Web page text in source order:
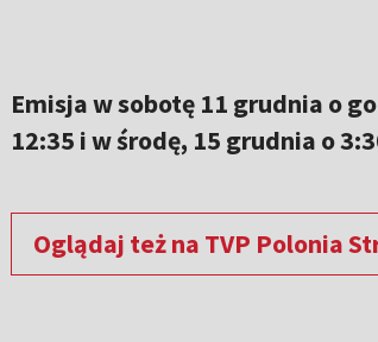
Emisja w sobotę 11 grudnia o
12:35 i w środę, 15 grudnia o
Oglądaj też na TVP Polonia